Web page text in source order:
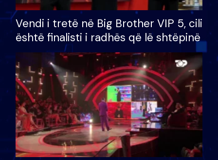
Vendi i tretë në Big Brother VIP 5, cili
është finalisti i radhës që lë shtëpinë